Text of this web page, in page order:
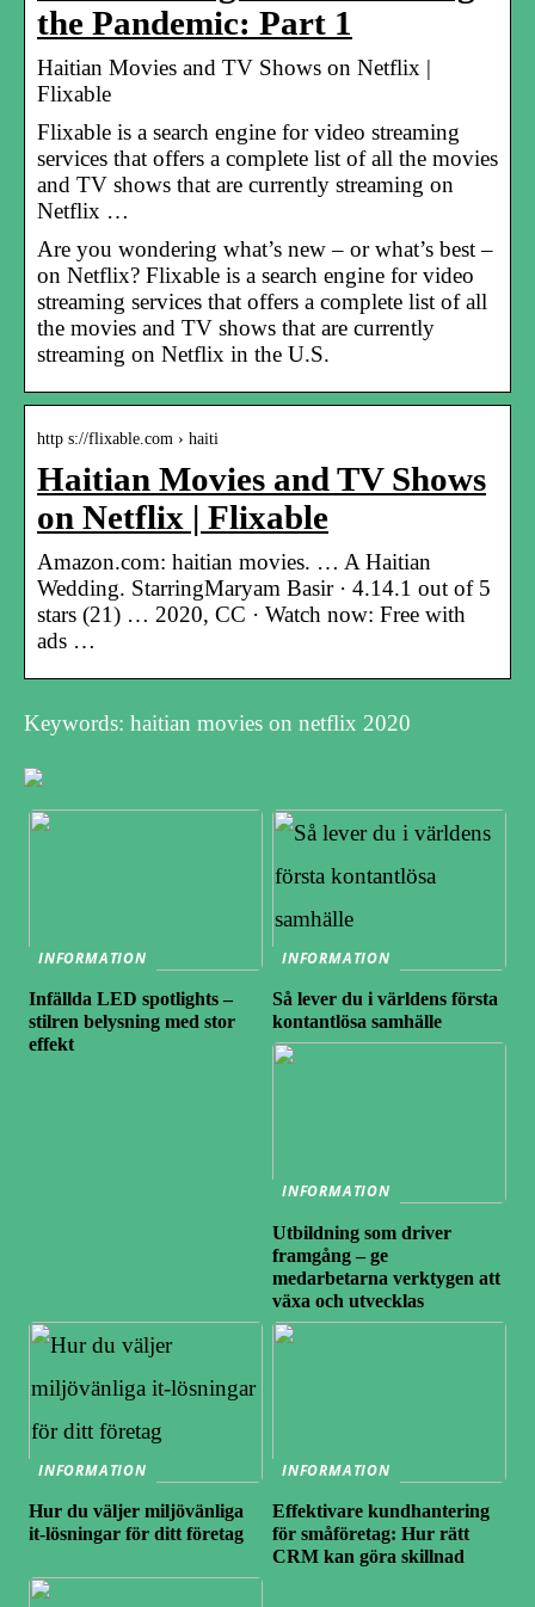
the Pandemic: Part 1
Haitian Movies and TV Shows on Netflix |
Flixable
Flixable is a search engine for video streaming
services that offers a complete list of all the movies
and TV shows that are currently streaming on
Netflix …
Are you wondering what’s new – or what’s best –
on Netflix? Flixable is a search engine for video
streaming services that offers a complete list of all
the movies and TV shows that are currently
streaming on Netflix in the U.S.
http s://flixable.com › haiti
Haitian Movies and TV Shows
on Netflix | Flixable
Amazon.com: haitian movies. … A Haitian
Wedding. StarringMaryam Basir · 4.14.1 out of 5
stars (21) … 2020, CC · Watch now: Free with
ads …
Keywords: haitian movies on netflix 2020
INFORMATION
Infällda LED spotlights –
stilren belysning med stor
effekt
INFORMATION
Så lever du i världens första
kontantlösa samhälle
INFORMATION
Utbildning som driver
framgång – ge
medarbetarna verktygen att
växa och utvecklas
INFORMATION
Hur du väljer miljövänliga
it-lösningar för ditt företag
INFORMATION
Effektivare kundhantering
för småföretag: Hur rätt
CRM kan göra skillnad